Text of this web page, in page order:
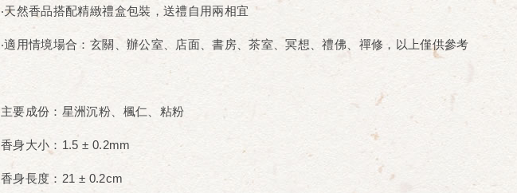
‧天然香品搭配精緻禮盒包裝，送禮自用兩相宜
‧適用情境場合：玄關、辦公室、店面、書房、茶室、冥想、禮佛、禪修，以上僅供參考
主要成份：星洲沉粉、楓仁、粘粉
香身大小：1.5 ± 0.2mm
香身長度：21 ± 0.2cm